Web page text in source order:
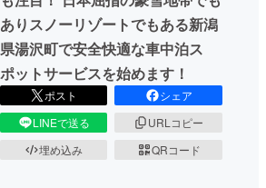
ありスノーリゾートでもある新潟
県湯沢町で安全快適な車中泊ス
ポットサービスを始めます！
ポスト
シェア
LINEで送る
URLコピー
埋め込み
QRコード